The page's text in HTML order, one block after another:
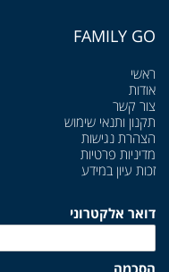
FAMILY GO
ראשי
אודות
צור קשר
תקנון ותנאי שימוש
הצהרת נגישות
מדיניות פרטיות
זכות עיון במידע
דואר אלקטרוני